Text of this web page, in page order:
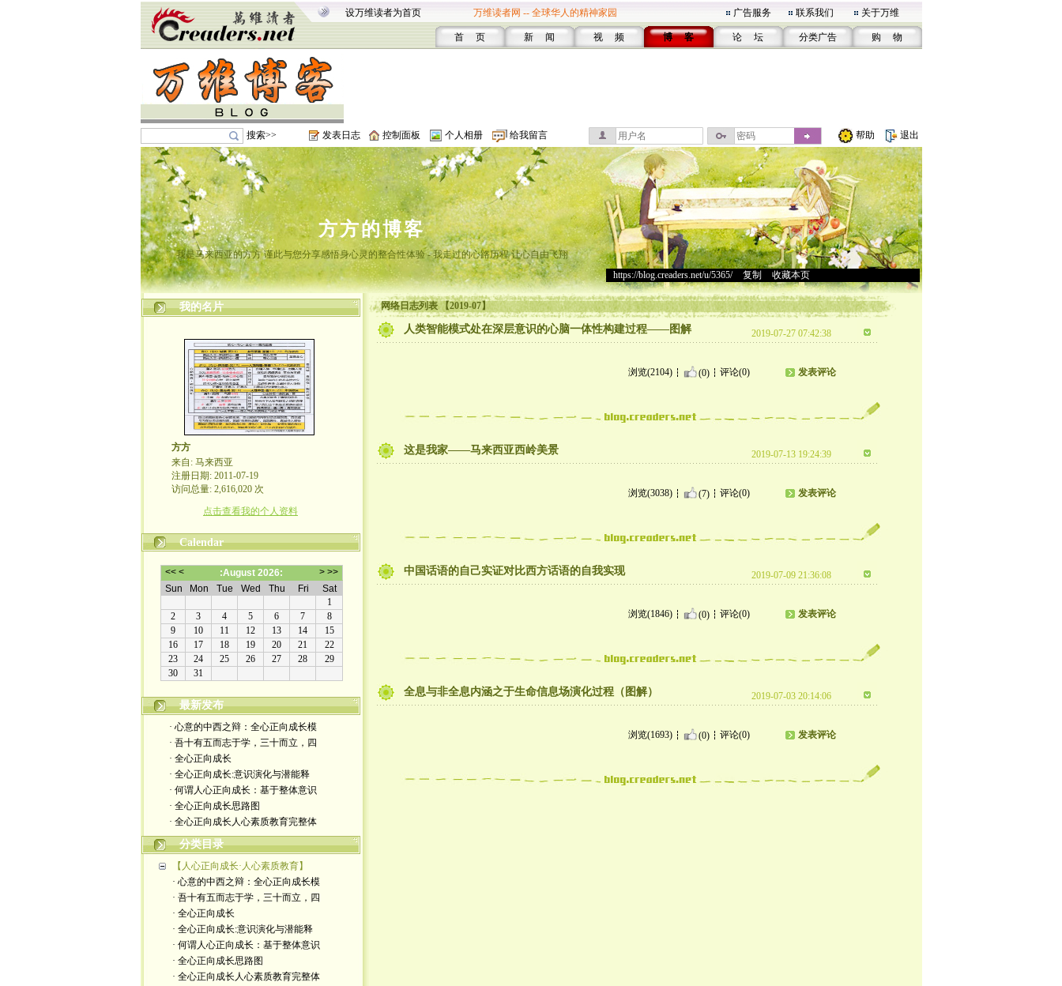
设万维读者为首页 万维读者网 -- 全球华人的精神家园 广告服务 联系我们 关于万维
首 页 新 闻 视 频 博 客 论 坛 分类广告 购 物
搜索>> 发表日志 控制面板 个人相册 给我留言 帮助 退出
方方的博客
我是马来西亚的方方 谨此与您分享感悟身心灵的整合性体验 - 我走过的心路历程 让心自由飞翔
https://blog.creaders.net/u/5365/> 复制 收藏本页
我的名片
方方
来自: 马来西亚
注册日期: 2011-07-19
访问总量: 2,616,020 次
点击查看我的个人资料
Calendar
最新发布
· 心意的中西之辩：全心正向成长模
· 吾十有五而志于学，三十而立，四
· 全心正向成长
· 全心正向成长:意识演化与潜能释
· 何谓人心正向成长：基于整体意识
· 全心正向成长思路图
· 全心正向成长人心素质教育完整体
分类目录
【人心正向成长·人心素质教育】
· 心意的中西之辩：全心正向成长模
· 吾十有五而志于学，三十而立，四
· 全心正向成长
· 全心正向成长:意识演化与潜能释
· 何谓人心正向成长：基于整体意识
· 全心正向成长思路图
· 全心正向成长人心素质教育完整体
网络日志列表 【2019-07】
人类智能模式处在深层意识的心脑一体性构建过程——图解 2019-07-27 07:42:38
浏览(2104) (0) 评论(0) 发表评论
这是我家——马来西亚西岭美景 2019-07-13 19:24:39
浏览(3038) (7) 评论(0) 发表评论
中国话语的自己实证对比西方话语的自我实现 2019-07-09 21:36:08
浏览(1846) (0) 评论(0) 发表评论
全息与非全息内涵之于生命信息场演化过程（图解） 2019-07-03 20:14:06
浏览(1693) (0) 评论(0) 发表评论